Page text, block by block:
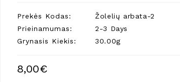
Prekės Kodas:
Žolelių arbata-2
Prieinamumas:
2-3 Days
Grynasis Kiekis:
30.00g
8,00€